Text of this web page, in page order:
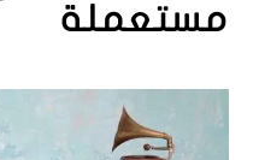
مستعملة